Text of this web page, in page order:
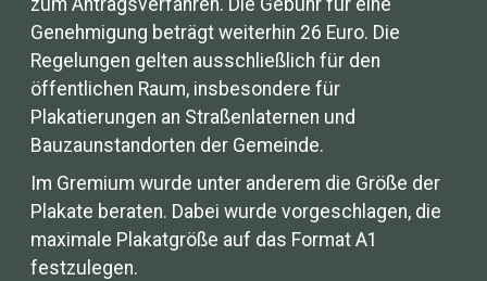
zum Antragsverfahren. Die Gebühr für eine
Genehmigung beträgt weiterhin 26 Euro. Die
Regelungen gelten ausschließlich für den
öffentlichen Raum, insbesondere für
Plakatierungen an Straßenlaternen und
Bauzaunstandorten der Gemeinde.
Im Gremium wurde unter anderem die Größe der
Plakate beraten. Dabei wurde vorgeschlagen, die
maximale Plakatgröße auf das Format A1
festzulegen.